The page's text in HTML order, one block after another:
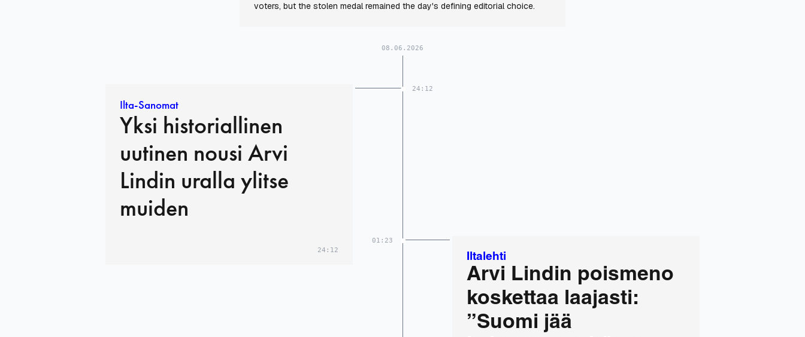
voters, but the stolen medal remained the day's defining editorial choice.
08.06.2026
24:12
Ilta-Sanomat
Yksi historiallinen
uutinen nousi Arvi
Lindin uralla ylitse
muiden
24:12
01:23
Iltalehti
Arvi Lindin poismeno
koskettaa laajasti:
”Suomi jää